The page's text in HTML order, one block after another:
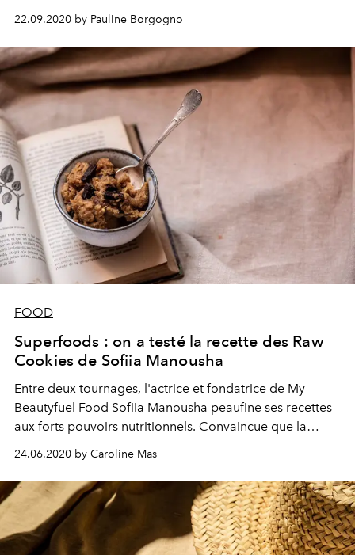
22.09.2020 by Pauline Borgogno
FOOD
Superfoods : on a testé la recette des Raw
Cookies de Sofiia Manousha
Entre deux tournages, l'actrice et fondatrice de My
Beautyfuel Food Sofiia Manousha peaufine ses recettes
aux forts pouvoirs nutritionnels. Convaincue que la
livre aujourd'hui sa recette gourmande et 100% healthy
des Raw Cookies.
24.06.2020 by Caroline Mas